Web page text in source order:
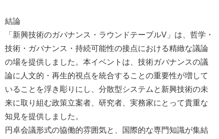
結論
「新興技術のガバナンス・ラウンドテーブルV」は、哲学・
技術・ガバナンス・持続可能性の接点における精緻な議論
の場を提供しました。本イベントは、技術ガバナンスの議
論に人文的・再生的視点を統合することの重要性が増して
いることを浮き彫りにし、分散型システムと新興技術の未
来に取り組む政策立案者、研究者、実務家にとって貴重な
知見を提供しました。
円卓会議形式の協働的雰囲気と、国際的な専門知識が集結